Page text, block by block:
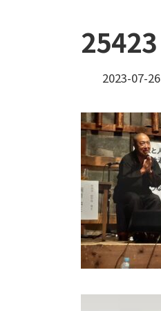
25423
2023-07-26